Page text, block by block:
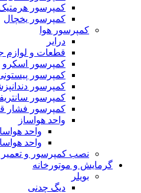
کمپرسور
کمپرسور یخچال
کمپرسور هوا
درایر
قطعات و لوازم
کمپرسور اسکرو
کمپرسور
کمپرسور
کمپرسور
کمپرسور فشار
واحد هواساز
واحد
واحد
نصب کمپرسور و تعمیر
گرمایش و موتورخانه
بویلر
دیگ چدنی